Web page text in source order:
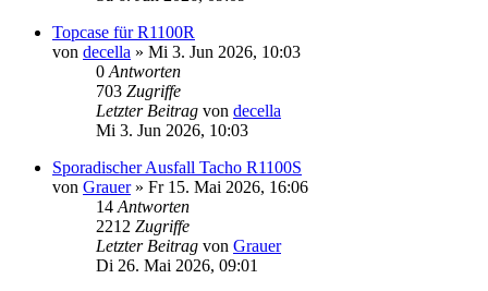
Topcase für R1100R
von decella » Mi 3. Jun 2026, 10:03
0 Antworten
703 Zugriffe
Letzter Beitrag von decella
Mi 3. Jun 2026, 10:03
Sporadischer Ausfall Tacho R1100S
von Grauer» Fr 15. Mai 2026, 16:06
14 Antworten
2212 Zugriffe
Letzter Beitrag von Grauer
Di 26. Mai 2026, 09:01